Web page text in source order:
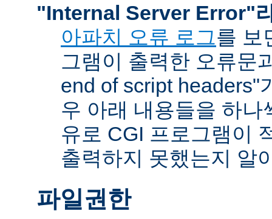
"Internal Server Error"
아파치 오류 로그를 보
그램이 출력한 오류문
end of script headers"
우 아래 내용들을 하나
유로 CGI 프로그램이
출력하지 못했는지 알
파일권한